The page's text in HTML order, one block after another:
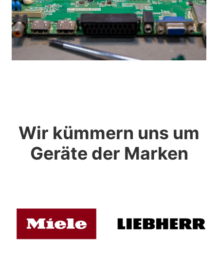
Wir kümmern uns um
Geräte der Marken